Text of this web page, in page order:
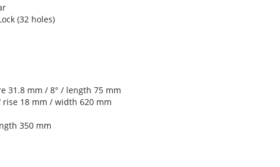
(32 holes)
31.8 mm / 8° / length 75 mm
rise 18 mm / width 620 mm
350 mm